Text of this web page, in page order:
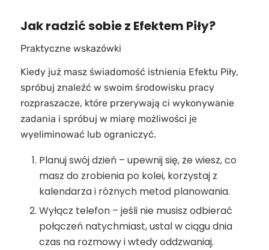
Jak radzić sobie z Efektem Piły?
Praktyczne wskazówki
Kiedy już masz świadomość istnienia Efektu Piły,
spróbuj znaleźć w swoim środowisku pracy
rozpraszacze, które przerywają ci wykonywanie
zadania i spróbuj w miarę możliwości je
wyeliminować lub ograniczyć.
Planuj swój dzień – upewnij się, że wiesz, co
masz do zrobienia po kolei, korzystaj z
kalendarza i różnych metod planowania.
Wyłącz telefon – jeśli nie musisz odbierać
połączeń natychmiast, ustal w ciągu dnia
czas na rozmowy i wtedy oddzwaniaj.